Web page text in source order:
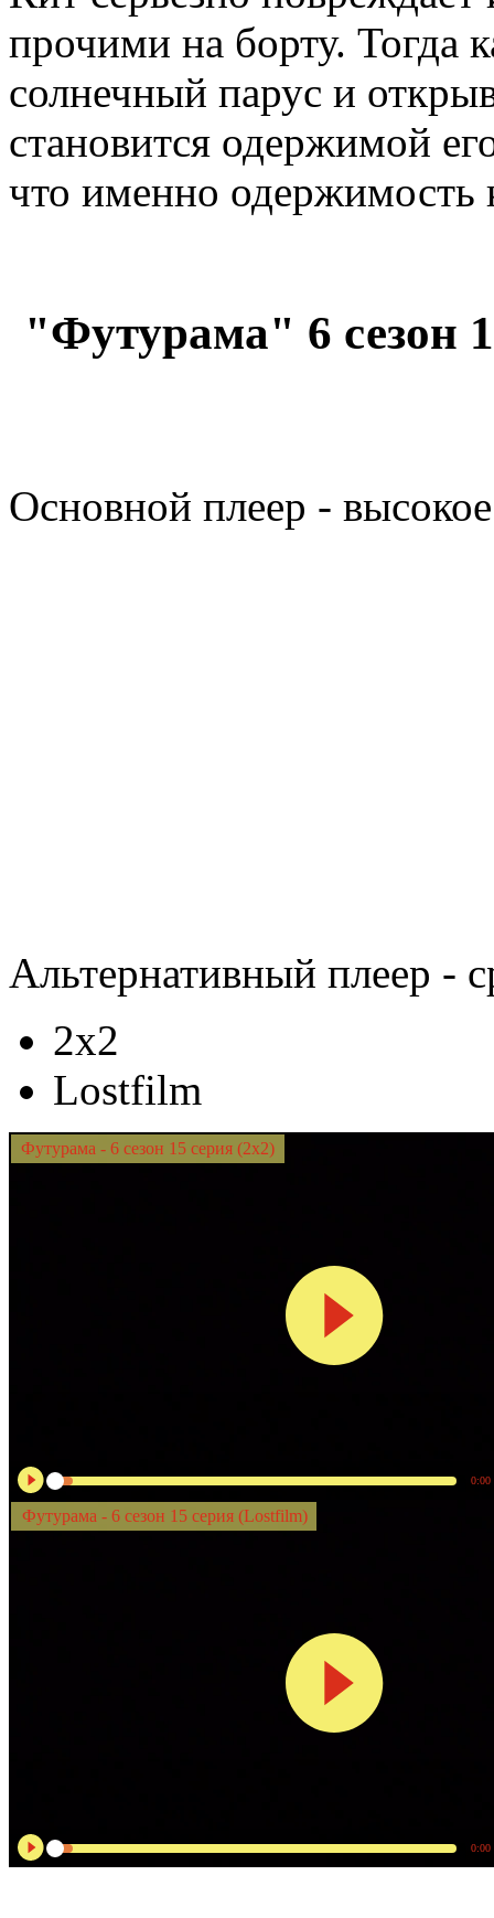
прочими на борту. Тогда
солнечный парус и
становится одержимой
что именно
"Футурама" 6 сезон
Основной плеер - высокое
Альтернативный плеер -
2x2
Lostfilm
Футурама - 6 сезон 15 серия (2x2)
0:00
Футурама - 6 сезон 15 серия (Lostfilm)
0:00